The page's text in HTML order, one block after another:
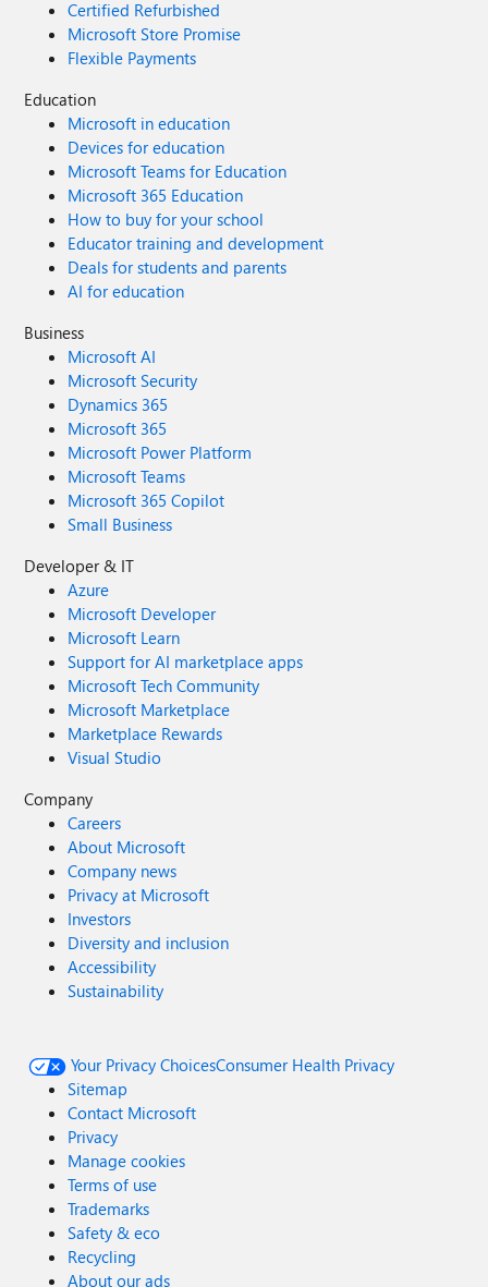
Certified Refurbished
Microsoft Store Promise
Flexible Payments
Education
Microsoft in education
Devices for education
Microsoft Teams for Education
Microsoft 365 Education
How to buy for your school
Educator training and development
Deals for students and parents
AI for education
Business
Microsoft AI
Microsoft Security
Dynamics 365
Microsoft 365
Microsoft Power Platform
Microsoft Teams
Microsoft 365 Copilot
Small Business
Developer & IT
Azure
Microsoft Developer
Microsoft Learn
Support for AI marketplace apps
Microsoft Tech Community
Microsoft Marketplace
Marketplace Rewards
Visual Studio
Company
Careers
About Microsoft
Company news
Privacy at Microsoft
Investors
Diversity and inclusion
Accessibility
Sustainability
Your Privacy ChoicesConsumer Health Privacy
Sitemap
Contact Microsoft
Privacy
Manage cookies
Terms of use
Trademarks
Safety & eco
Recycling
About our ads